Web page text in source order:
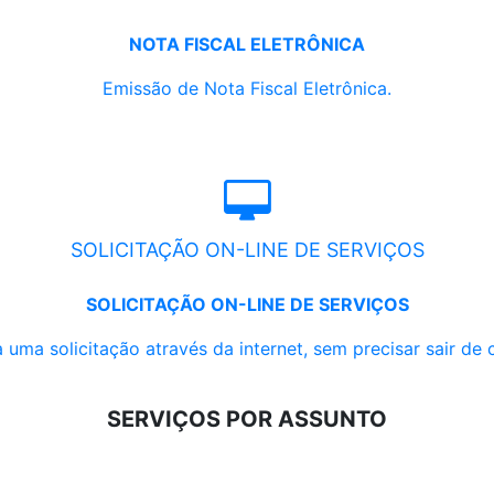
NOTA FISCAL ELETRÔNICA
Emissão de Nota Fiscal Eletrônica.
SOLICITAÇÃO ON-LINE DE SERVIÇOS
SOLICITAÇÃO ON-LINE DE SERVIÇOS
uma solicitação através da internet, sem precisar sair de
SERVIÇOS POR ASSUNTO